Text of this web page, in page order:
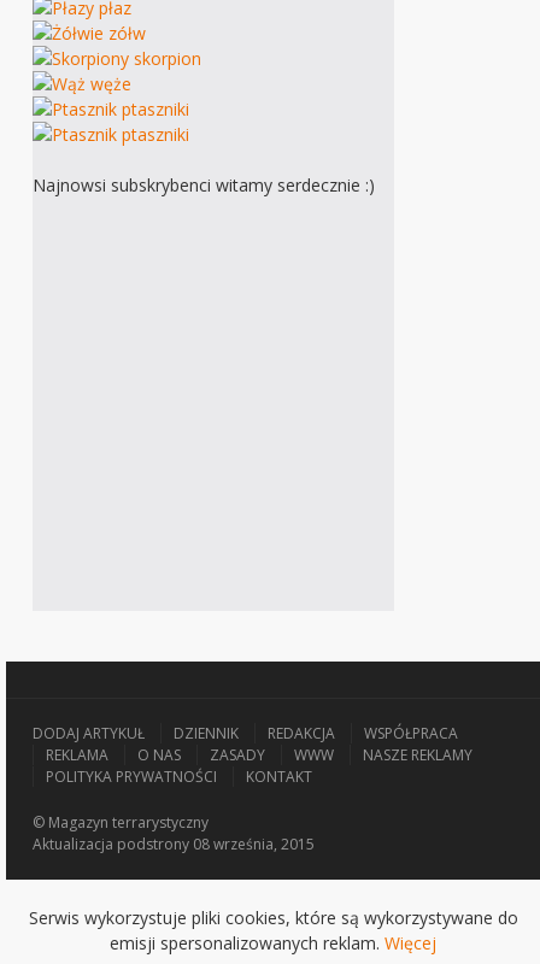
Najnowsi subskrybenci witamy serdecznie :)
DODAJ ARTYKUŁ DZIENNIK REDAKCJA
WSPÓŁPRACA
REKLAMA
O NAS ZASADY WWW
NASZE REKLAMY
POLITYKA PRYWATNOŚCI
KONTAKT
© Magazyn terrarystyczny
Aktualizacja podstrony 08 września, 2015
Serwis wykorzystuje pliki cookies, które są wykorzystywane do
emisji spersonalizowanych reklam. Więcej